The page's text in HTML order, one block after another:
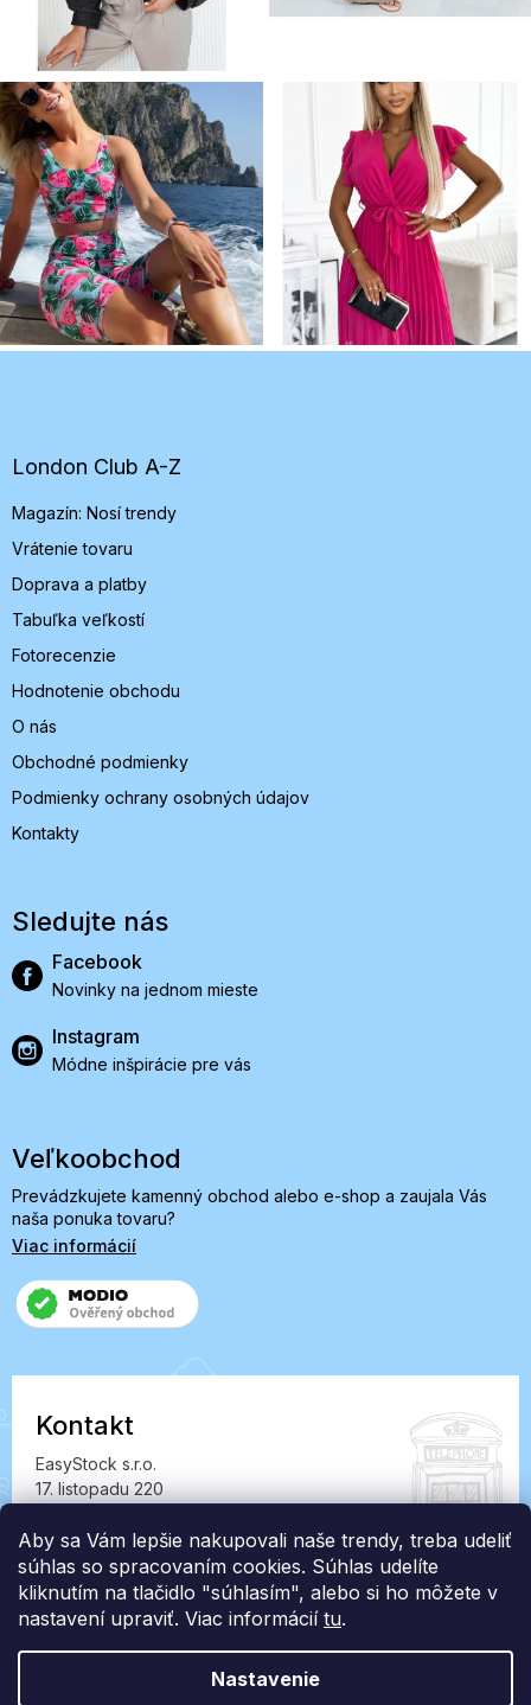
Aby sa Vám lepšie nakupovali naše trendy, treba udeliť
súhlas so spracovaním cookies. Súhlas udelíte
kliknutím na tlačidlo "súhlasím", alebo si ho môžete v
nastavení upraviť. Viac informácií tu.
Nastavenie
e
London Club A-Z
Magazín: Nosí trendy
Vrátenie tovaru
Doprava a platby
Tabuľka veľkostí
Fotorecenzie
Hodnotenie obchodu
O nás
Obchodné podmienky
Podmienky ochrany osobných údajov
Kontakty
Sledujte nás
Facebook
Novinky na jednom mieste
Instagram
Módne inšpirácie pre vás
Veľkoobchod
Prevádzkujete kamenný obchod alebo e-shop a zaujala Vás
naša ponuka tovaru?
Viac informácií
Kontakt
EasyStock s.r.o.
17. listopadu 220
IČ: 07727402, DIČ: CZ07727402
info@londonclub.sk